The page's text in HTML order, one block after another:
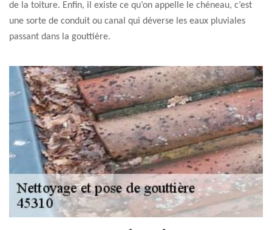
de la toiture. Enfin, il existe ce qu’on appelle le chéneau, c’est
une sorte de conduit ou canal qui déverse les eaux pluviales
passant dans la gouttière.